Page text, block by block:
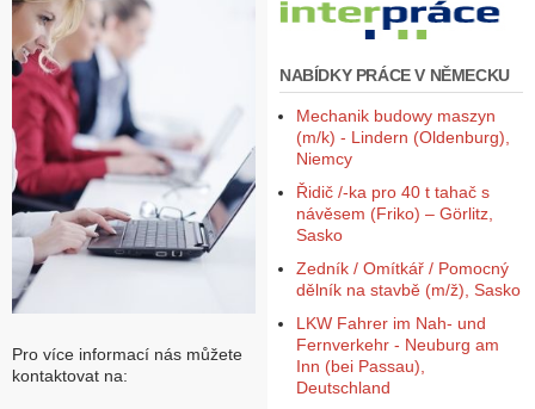
Pro více informací nás můžete
kontaktovat na:
NABÍDKY PRÁCE V NĚMECKU
Mechanik budowy maszyn
(m/k) - Lindern (Oldenburg),
Niemcy
Řidič /-ka pro 40 t tahač s
návěsem (Friko) – Görlitz,
Sasko
Zedník / Omítkář / Pomocný
dělník na stavbě (m/ž), Sasko
LKW Fahrer im Nah- und
Fernverkehr - Neuburg am
Inn (bei Passau),
Deutschland